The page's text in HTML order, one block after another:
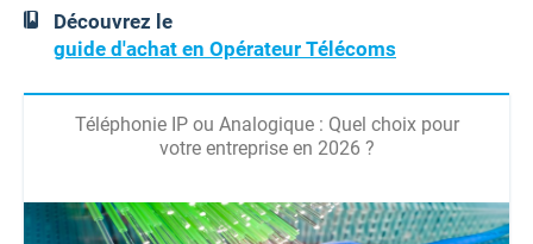
Découvrez le
guide d'achat en Opérateur Télécoms
Téléphonie IP ou Analogique : Quel choix pour
votre entreprise en 2026 ?